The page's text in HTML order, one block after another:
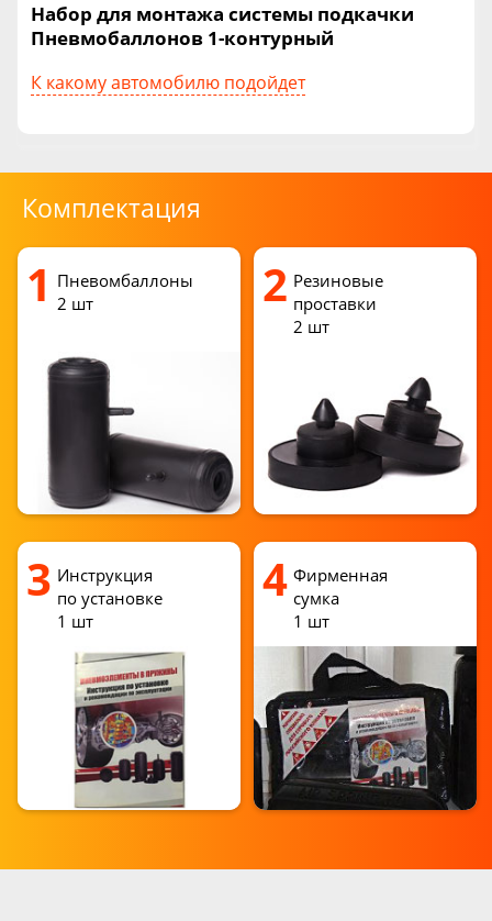
Набор для монтажа системы подкачки
Пневмобаллонов 1-контурный
К какому автомобилю подойдет
Комплектация
1 Пневомбаллоны
2 шт
2 Резиновые
проставки
2 шт
3 Инструкция
по установке
1 шт
4 Фирменная
сумка
1 шт